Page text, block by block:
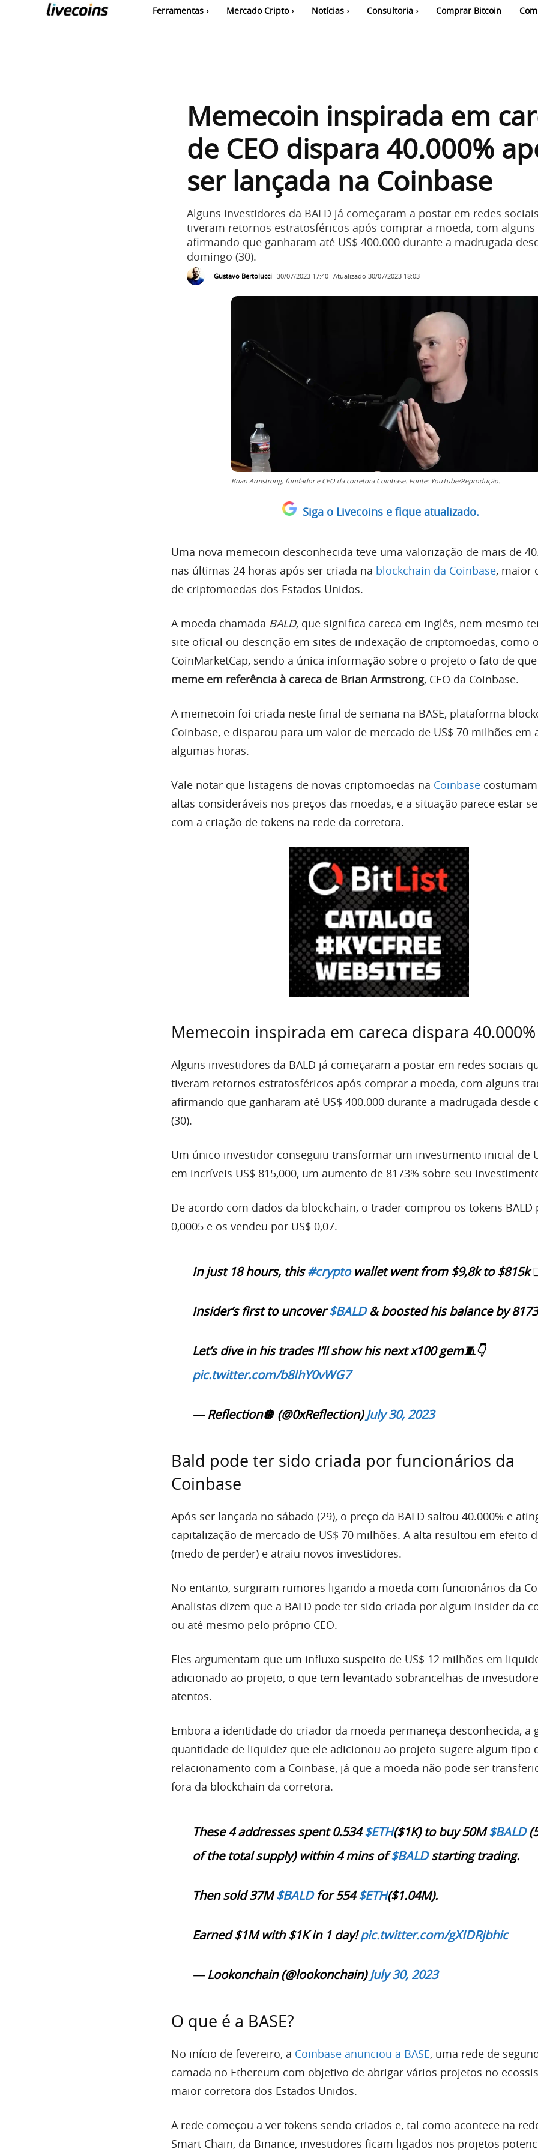
Ferramentas Mercado Cripto Notícias Consultoria Comprar Bitcoin
Memecoin inspirada em
de CEO dispara 40.000%
ser lançada na Coinbase
Alguns investidores da BALD já começaram a postar em redes
tiveram retornos estratosféricos após comprar a moeda, com
afirmando que ganharam até US$ 400.000 durante a madrugada
domingo (30).
Gustavo Bertolucci 30/07/2023 17:40 Atualizado 30/07/2023 18:03
Brian Armstrong, fundador e CEO da corretora Coinbase. Fonte: YouTube/Reprodução.
Siga o Livecoins e fique atualizado.
Uma nova memecoin desconhecida teve uma valorização de mais de
nas últimas 24 horas após ser criada na blockchain da Coinbase, maior
de criptomoedas dos Estados Unidos.
A moeda chamada BALD, que significa careca em inglês, nem mesmo
site oficial ou descrição em sites de indexação de criptomoedas, como
CoinMarketCap, sendo a única informação sobre o projeto o fato de
meme em referência à careca de Brian Armstrong, CEO da Coinbase.
A memecoin foi criada neste final de semana na BASE, plataforma
Coinbase, e disparou para um valor de mercado de US$ 70 milhões em
algumas horas.
Vale notar que listagens de novas criptomoedas na Coinbase
altas consideráveis nos preços das moedas, e a situação parece estar
com a criação de tokens na rede da corretora.
Memecoin inspirada em careca dispara 40.000%
Alguns investidores da BALD já começaram a postar em redes sociais
tiveram retornos estratosféricos após comprar a moeda, com alguns
afirmando que ganharam até US$ 400.000 durante a madrugada desde
(30).
Um único investidor conseguiu transformar um investimento inicial de
em incríveis US$ 815,000, um aumento de 8173% sobre seu
De acordo com dados da blockchain, o trader comprou os tokens BALD
0,0005 e os vendeu por US$ 0,07.
In just 18 hours, this#cryptowallet went from $9,8k to $815k
Insider’s first to uncover$BALD& boosted his balance by
Let’s dive in his trades I’ll show his next x100 gem🧵👇
pic.twitter.com/b8IhY0vWG7
— Reflection🪩 (@0xReflection)July 30, 2023
Bald pode ter sido criada por funcionários da
Coinbase
Após ser lançada no sábado (29), o preço da BALD saltou 40.000% e
capitalização de mercado de US$ 70 milhões. A alta resultou em efeito
(medo de perder) e atraiu novos investidores.
No entanto, surgiram rumores ligando a moeda com funcionários da
Analistas dizem que a BALD pode ter sido criada por algum insider da
ou até mesmo pelo próprio CEO.
Eles argumentam que um influxo suspeito de US$ 12 milhões em
adicionado ao projeto, o que tem levantado sobrancelhas de
atentos.
Embora a identidade do criador da moeda permaneça desconhecida, a
quantidade de liquidez que ele adicionou ao projeto sugere algum tipo
relacionamento com a Coinbase, já que a moeda não pode ser
fora da blockchain da corretora.
These 4 addresses spent 0.534$ETH($1K) to buy 50M$BALD
of the total supply) within 4 mins of$BALDstarting trading.
Then sold 37M$BALDfor 554$ETH($1.04M).
Earned $1M with $1K in 1 day!pic.twitter.com/gXIDRjbhic
— Lookonchain (@lookonchain)July 30, 2023
O que é a BASE?
No início de fevereiro, a Coinbase anunciou a BASE, uma rede de
camada no Ethereum com objetivo de abrigar vários projetos no
maior corretora dos Estados Unidos.
A rede começou a ver tokens sendo criados e, tal como acontece na
Smart Chain, da Binance, investidores ficam ligados nos projetos